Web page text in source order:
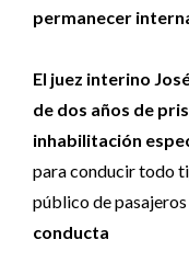
permanecer
El juez interino
de dos años de
inhabilitación
para conducir todo
público de pasajeros
conducta